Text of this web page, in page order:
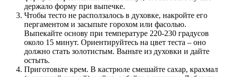
держало форму при выпечке.
Чтобы тесто не расползалось в духовке, накройте его
пергаментом и засыпьте горохом или фасолью.
Выпекайте основу при температуре 220-230 градусов
около 15 минут. Ориентируйтесь на цвет теста – оно
должно стать золотистым. Выньте из духовки и дайте
остыть.
Приготовьте крем. В кастрюле смешайте сахар, крахмал